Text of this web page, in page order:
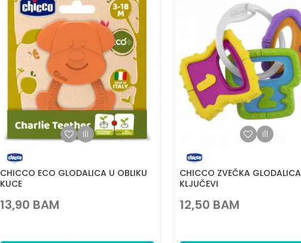
CHICCO ECO GLODALICA U OBLIKU
KUCE
13,90 BAM
CHICCO ZVEČKA GLODALICA
KLJUČEVI
12,50 BAM